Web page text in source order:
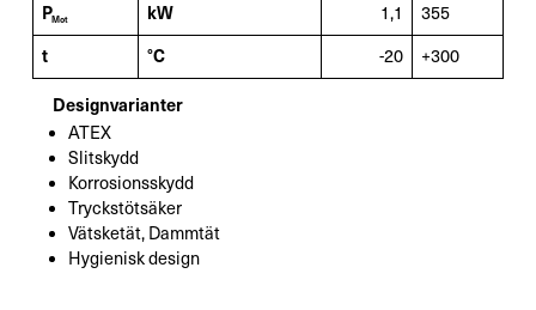
PMot kW 1,1
355
t
°C -20 +300
Designvarianter
ATEX
Slitskydd
Korrosionsskydd
Tryckstötsäker
Vätsketät, Dammtät
Hygienisk design